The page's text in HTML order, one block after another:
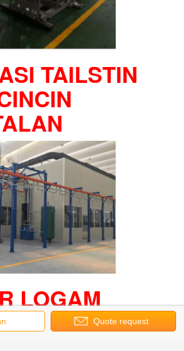
TAILSTIN
LOGAM
LEMBARAN
Quote request
9:29 AM
are you looking for?